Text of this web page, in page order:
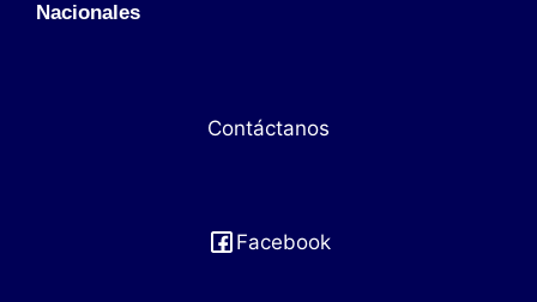
Nacionales
Contáctanos
Facebook